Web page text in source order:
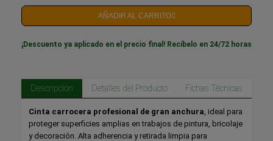
AÑADIR AL CARRITO
¡Descuento ya aplicado en el precio final! Recíbelo en 24/72 horas
Descripción Detalles del Producto Fichas Técnicas
Cinta carrocera profesional de gran anchura , ideal para
proteger superficies amplias en trabajos de pintura, bricolaje
y decoración. Alta adherencia y retirada limpia para